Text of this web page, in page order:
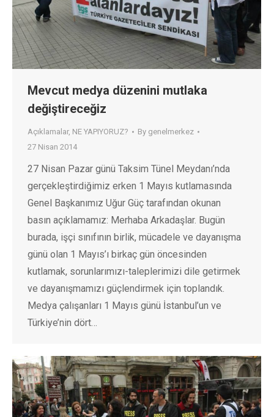
Mevcut medya düzenini mutlaka
değiştireceğiz
Açıklamalar, NE YAPIYORUZ? By genelmerkez
27 Nisan 2014
27 Nisan Pazar günü Taksim Tünel Meydanı’nda
gerçekleştirdiğimiz erken 1 Mayıs kutlamasında
Genel Başkanımız Uğur Güç tarafından okunan
basın açıklamamız: Merhaba Arkadaşlar. Bugün
burada, işçi sınıfının birlik, mücadele ve dayanışma
günü olan 1 Mayıs’ı birkaç gün öncesinden
kutlamak, sorunlarımızı-taleplerimizi dile getirmek
ve dayanışmamızı güçlendirmek için toplandık.
Medya çalışanları 1 Mayıs günü İstanbul’un ve
Türkiye’nin dört…